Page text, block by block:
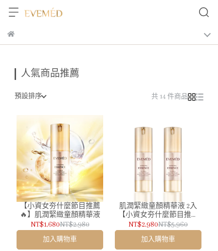
人氣商品推薦
預設排序 共 14 件商品
【小資女夯什麼節目推薦
🔥】肌潤緊緻童顏精華液
NT$1,680NT$2,980
加入購物車
肌潤緊緻童顏精華液 2入
【小資女夯什麼節目推薦
🔥】
NT$2,980NT$5,960
加入購物車